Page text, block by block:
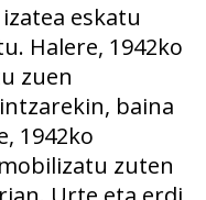
eskatu
Halere, 1942ko
zuen
baina
1942ko
zuten